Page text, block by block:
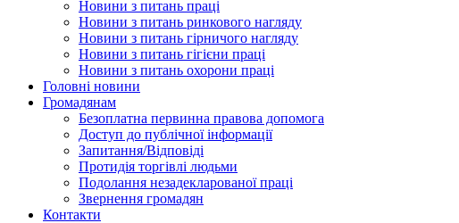
Новини з питань праці
Новини з питань ринкового нагляду
Новини з питань гірничого нагляду
Новини з питань гігієни праці
Новини з питань охорони праці
Головні новини
Громадянам
Безоплатна первинна правова допомога
Доступ до публічної інформації
Запитання/Відповіді
Протидія торгівлі людьми
Подолання незадекларованої праці
Звернення громадян
Контакти